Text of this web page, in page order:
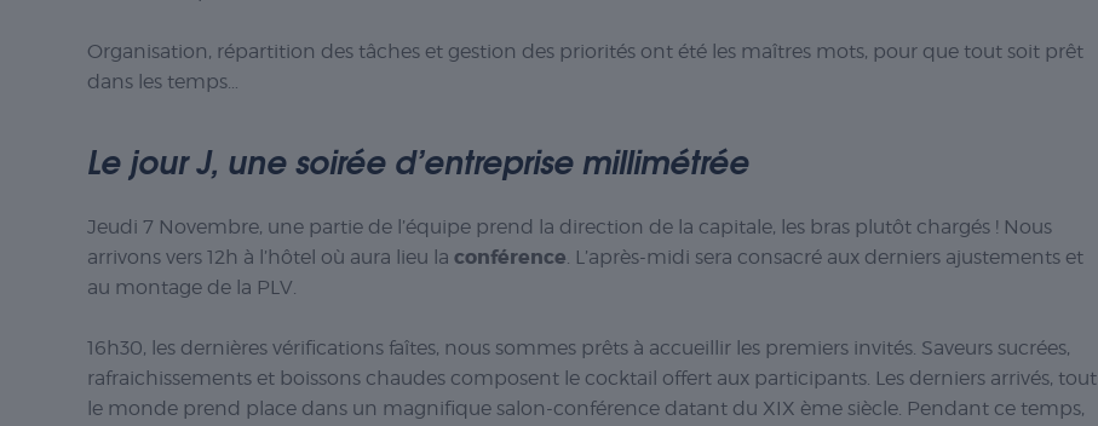
Organisation, répartition des tâches et gestion des priorités ont été les maîtres mots, pour que tout soit prêt
dans les temps…
Le jour J, une soirée d’entreprise millimétrée
Jeudi 7 Novembre, une partie de l’équipe prend la direction de la capitale, les bras plutôt chargés ! Nous
arrivons vers 12h à l’hôtel où aura lieu la conférence. L’après-midi sera consacré aux derniers ajustements et
au montage de la PLV.
16h30, les dernières vérifications faîtes, nous sommes prêts à accueillir les premiers invités. Saveurs sucrées,
rafraichissements et boissons chaudes composent le cocktail offert aux participants. Les derniers arrivés, tout
le monde prend place dans un magnifique salon-conférence datant du XIX ème siècle. Pendant ce temps,